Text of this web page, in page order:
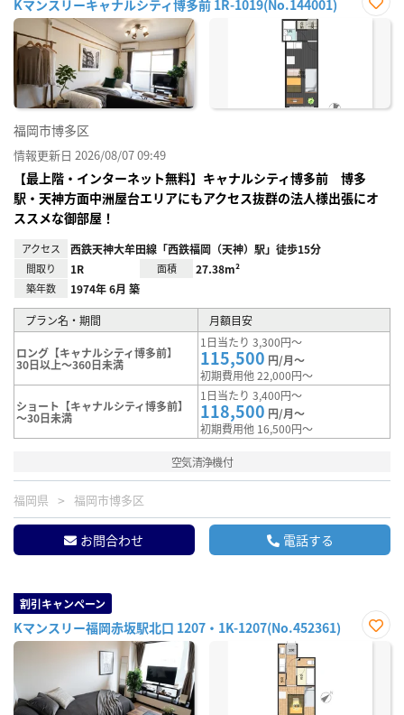
Kマンスリーキャナルシティ博多前 1R-1019(No.144001)
お気
福岡市博多区
情報更新日 2026/08/07 09:49
【最上階・インターネット無料】キャナルシティ博多前 博多
駅・天神方面中洲屋台エリアにもアクセス抜群の法人様出張にオ
ススメな御部屋！
アクセス 西鉄天神大牟田線「西鉄福岡（天神）駅」徒歩15分
間取り 1R 面積 27.38m²
築年数 1974年 6月 築
プラン名・期間 月額目安
ロング【キャナルシティ博多前】
30日以上～360日未満
1日当たり 3,300円～
115,500 円/月～
初期費用他 22,000円～
ショート【キャナルシティ博多前】
～30日未満
1日当たり 3,400円～
118,500 円/月～
初期費用他 16,500円～
空気清浄機付
福岡県 福岡市博多区
お問合わせ 電話する
割引キャンペーン
Kマンスリー福岡赤坂駅北口 1207・1K-1207(No.452361)
お気